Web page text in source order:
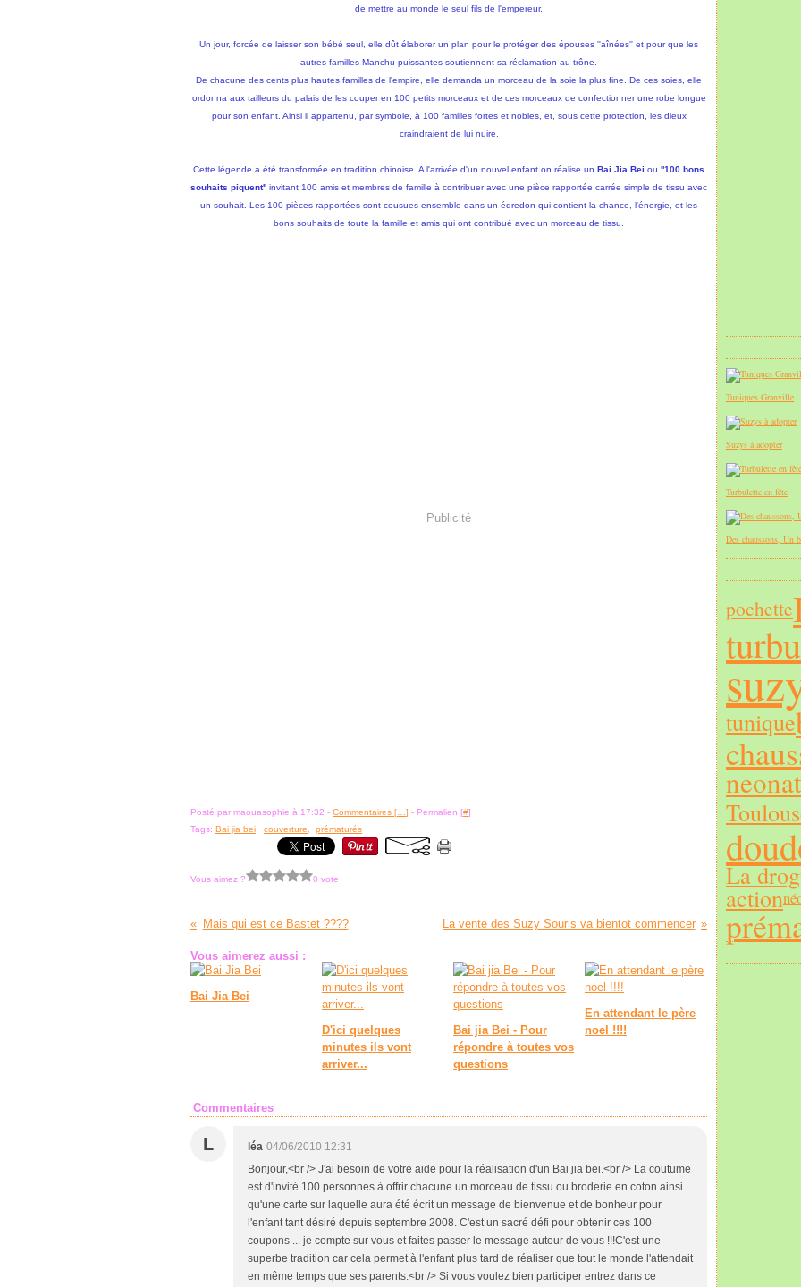
de mettre au monde le seul fils de l'empereur.
Un jour, forcée de laisser son bébé seul, elle dût élaborer un plan pour le protéger des épouses ''aînées'' et pour que les
autres familles Manchu puissantes soutiennent sa réclamation au trône.
De chacune des cents plus hautes familles de l'empire, elle demanda un morceau de la soie la plus fine. De ces soies, elle
ordonna aux tailleurs du palais de les couper en 100 petits morceaux et de ces morceaux de confectionner une robe longue
pour son enfant. Ainsi il appartenu, par symbole, à 100 familles fortes et nobles, et, sous cette protection, les dieux
craindraient de lui nuire.
Cette légende a été transformée en tradition chinoise. A l'arrivée d'un nouvel enfant on réalise un Bai Jia Bei ou ''100 bons
souhaits piquent'' invitant 100 amis et membres de famille à contribuer avec une pièce rapportée carrée simple de tissu avec
un souhait. Les 100 pièces rapportées sont cousues ensemble dans un édredon qui contient la chance, l'énergie, et les
bons souhaits de toute la famille et amis qui ont contribué avec un morceau de tissu.
Publicité
Posté par maouasophie à 17:32 - Commentaires [ ] - Permalien [#]
Tags: Bai jia bei couverture prématurés
Vous aimez ? 0 vote
Mais qui est ce Bastet ???? La vente des Suzy Souris va bientot commencer
Vous aimerez aussi :
Bai Jia Bei
D'ici quelques
minutes ils vont
arriver...
Bai jia Bei - Pour
répondre à toutes vos
questions
En attendant le père
noel !!!!
Commentaires
L léa 04/06/2010 12:31
Bonjour,<br /> J'ai besoin de votre aide pour la réalisation d'un Bai jia bei.<br /> La coutume
est d'invité 100 personnes à offrir chacune un morceau de tissu ou broderie en coton ainsi
qu'une carte sur laquelle aura été écrit un message de bienvenue et de bonheur pour
l'enfant tant désiré depuis septembre 2008. C'est un sacré défi pour obtenir ces 100
coupons ... je compte sur vous et faites passer le message autour de vous !!!C'est une
superbe tradition car cela permet à l'enfant plus tard de réaliser que tout le monde l'attendait
en même temps que ses parents.<br /> Si vous voulez bien participer entrez dans ce
Tuniques Granville
Suzys à adopter
Turbulette en fête
Des chaussons, Un
pochette
tunique
La
action